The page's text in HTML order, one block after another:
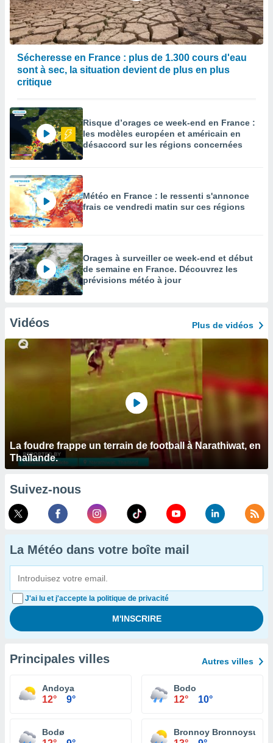
Sécheresse en France : plus de 1.300 cours d'eau
sont à sec, la situation devient de plus en plus
critique
Risque d’orages ce week-end en France :
les modèles européen et américain en
désaccord sur les régions concernées
Météo en France : le ressenti s'annonce
frais ce vendredi matin sur ces régions
Orages à surveiller ce week-end et début
de semaine en France. Découvrez les
prévisions météo à jour
Vidéos Plus de vidéos
La foudre frappe un terrain de football à Narathiwat, en
Thaïlande.
Suivez-nous
La Météo dans votre boîte mail
J'ai lu et j'accepte la politique de privacité
Principales villes Autres villes
Andoya
12° 9°
Bodo
12° 10°
Bodø Bronnoy Bronnoysund